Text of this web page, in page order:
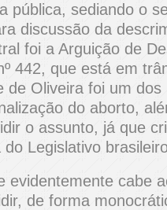
pública, sediando o
discussão da
foi a Arguição de
442, que está em
de Oliveira foi um
do aborto,
o assunto, já que
do Legislativo
evidentemente cabe
de forma